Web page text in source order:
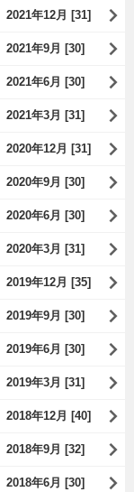
2021年12月 [31]
2021年9月 [30]
2021年6月 [30]
2021年3月 [31]
2020年12月 [31]
2020年9月 [30]
2020年6月 [30]
2020年3月 [31]
2019年12月 [35]
2019年9月 [30]
2019年6月 [30]
2019年3月 [31]
2018年12月 [40]
2018年9月 [32]
2018年6月 [30]